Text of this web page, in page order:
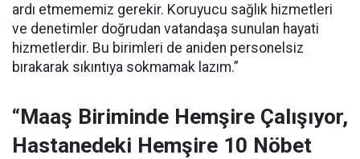
ardı etmememiz gerekir. Koruyucu sağlık hizmetleri
ve denetimler doğrudan vatandaşa sunulan hayati
hizmetlerdir. Bu birimleri de aniden personelsiz
bırakarak sıkıntıya sokmamak lazım.”
“Maaş Biriminde Hemşire Çalışıyor,
Hastanedeki Hemşire 10 Nöbet